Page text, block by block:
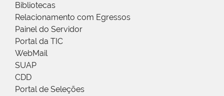
Bibliotecas
Relacionamento com Egressos
Painel do Servidor
Portal da TIC
WebMail
SUAP
CDD
Portal de Seleções